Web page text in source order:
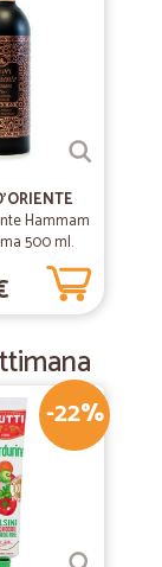
Hammam
500 ml.
-22%